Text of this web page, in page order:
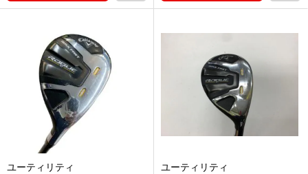
ユーティリティ
ユーティリティ